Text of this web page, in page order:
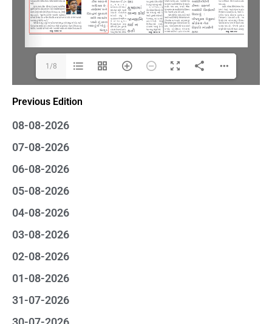
Previous Edition
08-08-2026
07-08-2026
06-08-2026
05-08-2026
04-08-2026
03-08-2026
02-08-2026
01-08-2026
31-07-2026
1/8